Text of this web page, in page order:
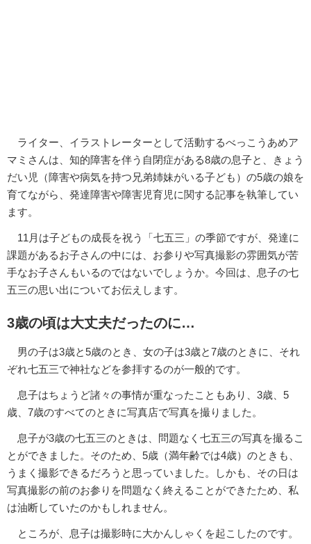
ライター、イラストレーターとして活動するべっこうあめア
マミさんは、知的障害を伴う自閉症がある8歳の息子と、きょう
だい児（障害や病気を持つ兄弟姉妹がいる子ども）の5歳の娘を
育てながら、発達障害や障害児育児に関する記事を執筆してい
ます。
11月は子どもの成長を祝う「七五三」の季節ですが、発達に
課題があるお子さんの中には、お参りや写真撮影の雰囲気が苦
手なお子さんもいるのではないでしょうか。今回は、息子の七
五三の思い出についてお伝えします。
3歳の頃は大丈夫だったのに…
男の子は3歳と5歳のとき、女の子は3歳と7歳のときに、それ
ぞれ七五三で神社などを参拝するのが一般的です。
息子はちょうど諸々の事情が重なったこともあり、3歳、5
歳、7歳のすべてのときに写真店で写真を撮りました。
息子が3歳の七五三のときは、問題なく七五三の写真を撮るこ
とができました。そのため、5歳（満年齢では4歳）のときも、
うまく撮影できるだろうと思っていました。しかも、その日は
写真撮影の前のお参りを問題なく終えることができたため、私
は油断していたのかもしれません。
ところが、息子は撮影時に大かんしゃくを起こしたのです。